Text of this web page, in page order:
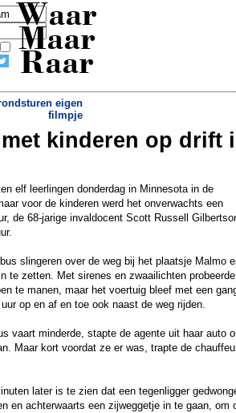
Waar
Maar
Raar
eigen
filmpje
Baby geboren met hulp van Google
Translate »
kinderen op drift
elf leerlingen donderdag in Minnesota in de
voor de kinderen werd het onverwachts een
de 68-jarige invaldocent Scott Russell
slingeren over de weg bij het plaatsje Malmo
te zetten. Met sirenes en zwaailichten
te manen, maar het voertuig bleef met een
op en af en toe ook naast de weg rijden.
vaart minderde, stapte de agente uit haar auto
Maar kort voordat ze er was, trapte de
later is te zien dat een tegenligger
en achterwaarts een zijweggetje in te gaan, om